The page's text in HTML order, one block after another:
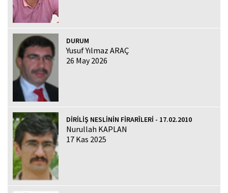
DURUM
Yusuf Yılmaz ARAÇ
26 May 2026
DİRİLİŞ NESLİNİN FİRARÎLERİ - 17.02.2010
Nurullah KAPLAN
17 Kas 2025